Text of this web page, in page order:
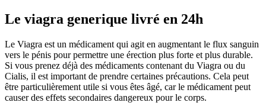
Le viagra generique livré en 24h
Le Viagra est un médicament qui agit en augmentant le flux sanguin
vers le pénis pour permettre une érection plus forte et plus durable.
Si vous prenez déjà des médicaments contenant du Viagra ou du
Cialis, il est important de prendre certaines précautions. Cela peut
être particulièrement utile si vous êtes âgé, car le médicament peut
causer des effets secondaires dangereux pour le corps.